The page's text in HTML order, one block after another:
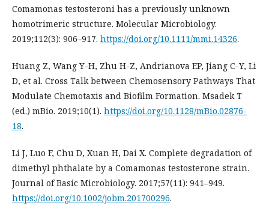
Comamonas testosteroni has a previously unknown
homotrimeric structure. Molecular Microbiology.
2019;112(3): 906–917. https://doi.org/10.1111/mmi.14326.
Huang Z, Wang Y-H, Zhu H-Z, Andrianova EP, Jiang C-Y, Li
D, et al. Cross Talk between Chemosensory Pathways That
Modulate Chemotaxis and Biofilm Formation. Msadek T
(ed.) mBio. 2019;10(1). https://doi.org/10.1128/mBio.02876-
18.
Li J, Luo F, Chu D, Xuan H, Dai X. Complete degradation of
dimethyl phthalate by a Comamonas testosterone strain.
Journal of Basic Microbiology. 2017;57(11): 941–949.
https://doi.org/10.1002/jobm.201700296.